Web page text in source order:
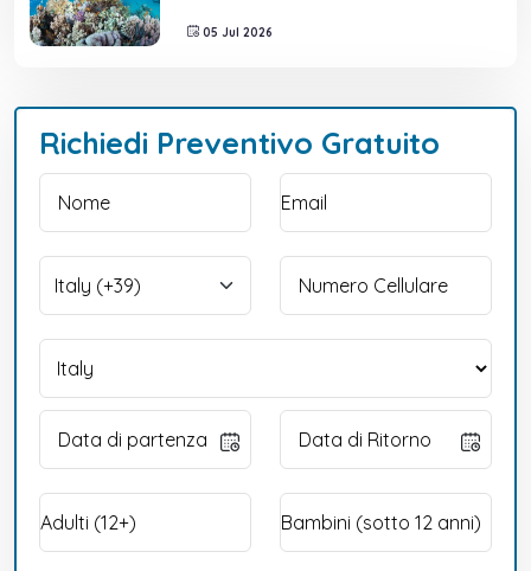
05 Jul 2026
Richiedi Preventivo Gratuito